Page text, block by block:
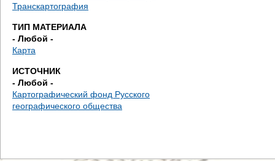
Транскартография
ТИП МАТЕРИАЛА
- Любой -
Карта
ИСТОЧНИК
- Любой -
Картографический фонд Русского
географического общества